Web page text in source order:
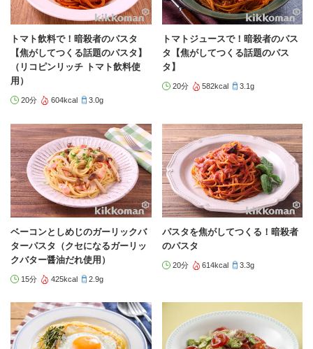
トマト飲料で！暗殺者のパスタ
【焦がしてつくる話題のパスタ】
（リコピンリッチ トマト飲料使
用）
20分 604kcal 3.0g
トマトジュースで！暗殺者のパス
タ【焦がしてつくる話題のパス
タ】
20分 582kcal 3.1g
ベーコンとしめじのガーリックバ
ターパスタ（クセになるガーリッ
クバター醤油だれ使用）
15分 425kcal 2.9g
パスタを焦がしてつくる！暗殺者
のパスタ
20分 614kcal 3.3g